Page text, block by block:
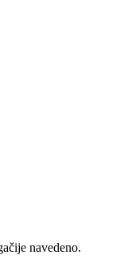
navedeno.